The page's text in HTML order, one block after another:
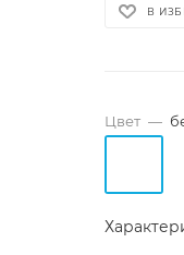
В
Цвет —